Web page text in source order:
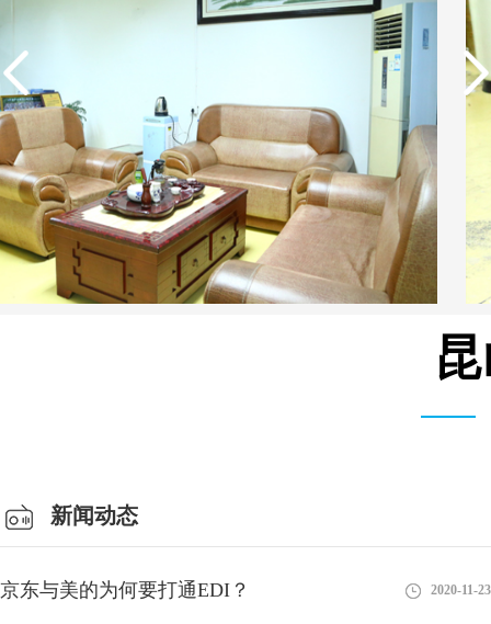
新闻动态
京东与美的为何要打通EDI？ 2020-11-23